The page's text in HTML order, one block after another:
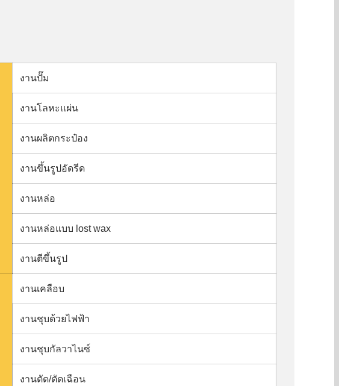
งานปั๊ม
งานโลหะแผ่น
งานผลิตกระป๋อง
งานขึ้นรูปอัดรีด
งานหล่อ
งานหล่อแบบ lost wax
งานตีขึ้นรูป
งานเคลือบ
งานชุบด้วยไฟฟ้า
งานชุบกัลวาไนซ์
งานตัด/ตัดเฉือน